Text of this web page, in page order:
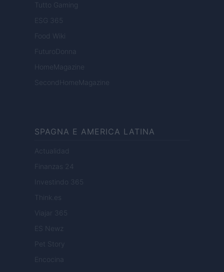
Tutto Gaming
ESG 365
Food Wiki
FuturoDonna
HomeMagazine
SecondHomeMagazine
SPAGNA E AMERICA LATINA
Actualidad
Finanzas 24
Investindo 365
Think.es
Viajar 365
ES Newz
Pet Story
Encocina